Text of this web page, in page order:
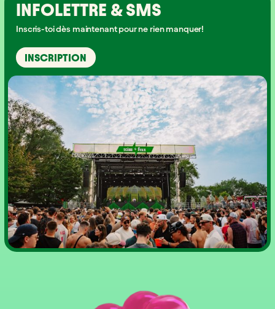
INFOLETTRE & SMS
Inscris-toi dès maintenant pour ne rien manquer!
INSCRIPTION